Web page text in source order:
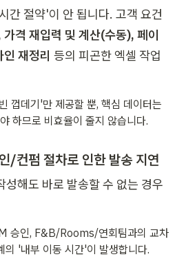
간 절약'이 안 됩니다. 고객 요건
가격 재입력 및 계산(수동), 페이
재정리 등의 피곤한 엑셀 작업
껍데기'만 제공할 뿐, 핵심 데이터는
하므로 비효율이 줄지 않습니다.
/컨펌 절차로 인한 발송 지연
성해도 바로 발송할 수 없는 경우
승인, F&B/Rooms/연회팀과의 교차
의 '내부 이동 시간'이 발생합니다.